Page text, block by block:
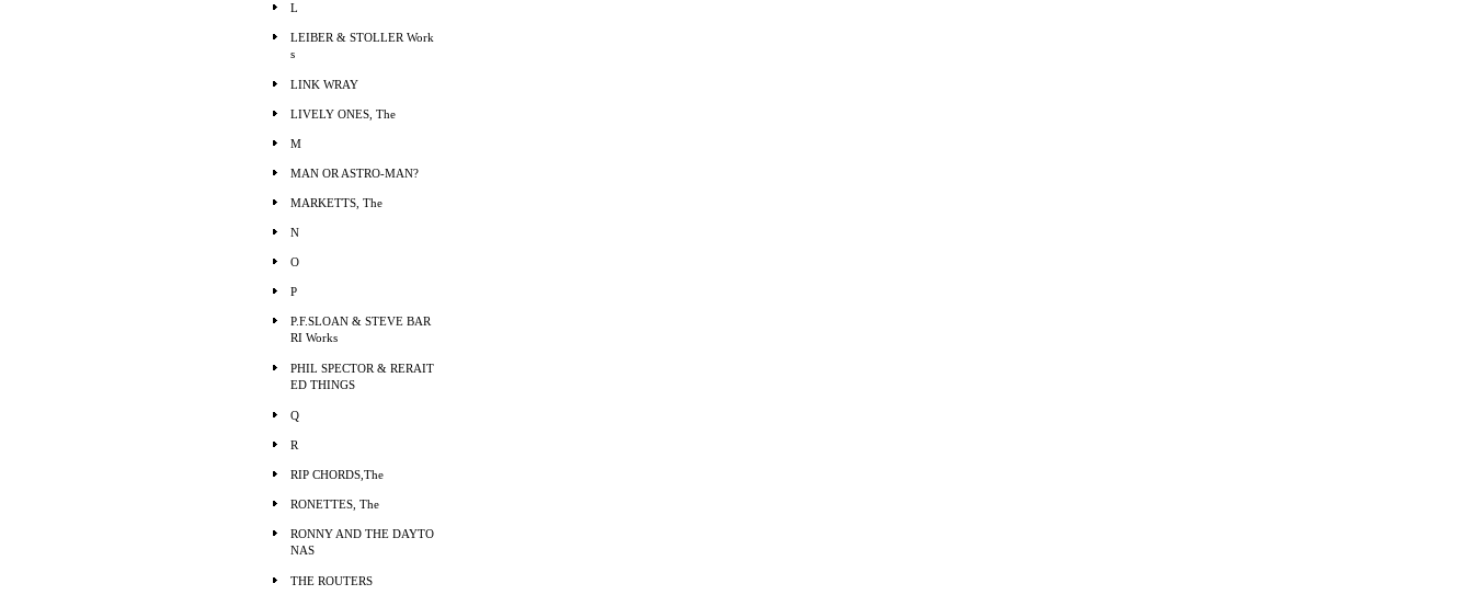
L
LEIBER & STOLLER Work
s
LINK WRAY
LIVELY ONES, The
M
MAN OR ASTRO-MAN?
MARKETTS, The
N
O
P
P.F.SLOAN & STEVE BAR
RI Works
PHIL SPECTOR & RERAIT
ED THINGS
Q
R
RIP CHORDS,The
RONETTES, The
RONNY AND THE DAYTO
NAS
THE ROUTERS